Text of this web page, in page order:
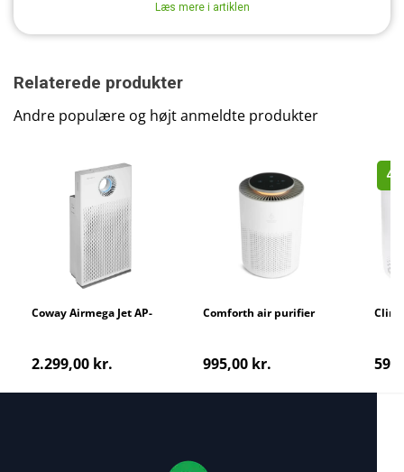
Læs mere i artiklen
Relaterede produkter
Andre populære og højt anmeldte produkter
Coway Airmega Jet AP-
2.299,00 kr.
Comforth air purifier
995,00 kr.